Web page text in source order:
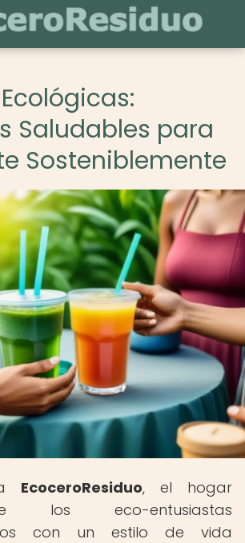
Saludables para
Sosteniblemente
EcoceroResiduo, el hogar
los eco-entusiastas
con un estilo de vida